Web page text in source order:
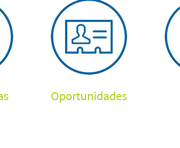
Oportunidades